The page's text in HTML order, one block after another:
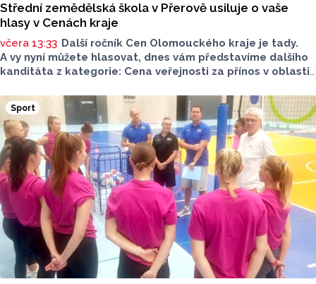
Střední zemědělská škola v Přerově usiluje o vaše
hlasy v Cenách kraje
včera 13:33 Další ročník Cen Olomouckého kraje je tady.
A vy nyní můžete hlasovat, dnes vám představíme dalšího
kanditáta z kategorie: Cena veřejnosti za přínos v oblasti
v Přerově, která má nominaci v kategorii: Významný počin
v ochraně životního prostředí - právnická osoba.
Sport